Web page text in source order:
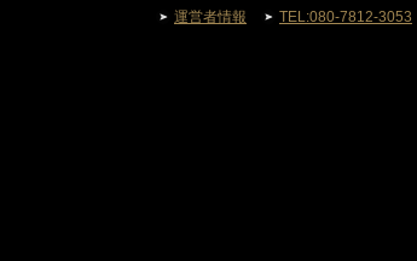
運営者情報 TEL:080-7812-3053